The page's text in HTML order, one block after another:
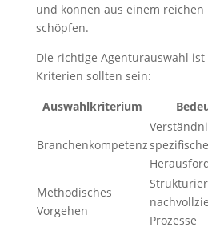
und können aus einem reichen
schöpfen.
Die richtige Agenturauswahl
Kriterien sollten sein:
Auswahlkriterium
Branchenkompetenz
Methodisches
Vorgehen
Prozesse